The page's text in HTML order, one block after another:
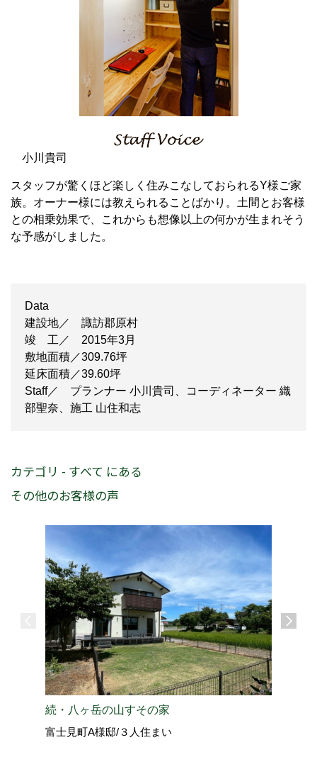
小川貴司
スタッフが驚くほど楽しく住みこなしておられるY様ご家
族。オーナー様には教えられることばかり。土間とお客様
との相乗効果で、これからも想像以上の何かが生まれそう
な予感がしました。
Data
建設地／ 諏訪郡原村
竣 工／ 2015年3月
敷地面積／309.76坪
延床面積／39.60坪
Staff／ プランナー 小川貴司、コーディネーター 織
部聖奈、施工 山住和志
カテゴリ - すべて にある
その他のお客様の声
続・八ヶ岳の山すその家
富士見町A様邸/３人住まい